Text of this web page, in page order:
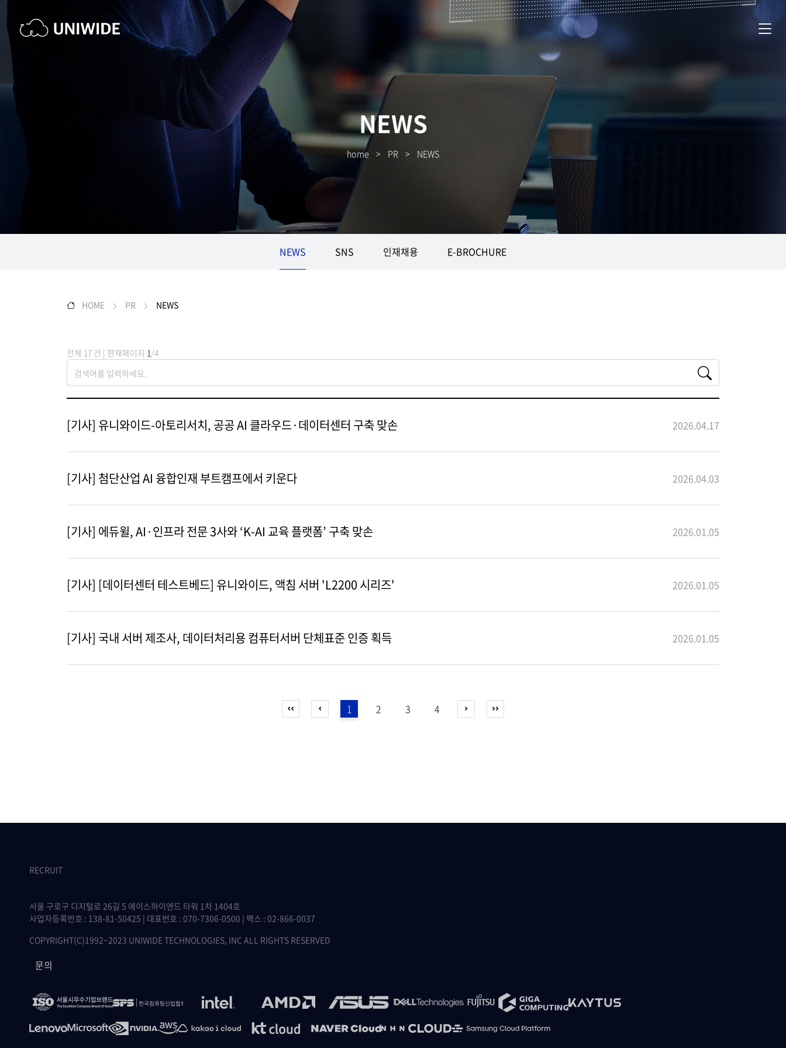
NEWS
home > PR > NEWS
NEWS SNS 인재채용 E-BROCHURE
HOME PR NEWS
전체 17 건 | 현재페이지 1/4
[기사] 유니와이드-아토리서치, 공공 AI 클라우드·데이터센터 구축 맞손 2026.04.17
[기사] 첨단산업 AI 융합인재 부트캠프에서 키운다 2026.04.03
[기사] 에듀윌, AI·인프라 전문 3사와 ‘K-AI 교육 플랫폼’ 구축 맞손 2026.01.05
[기사] [데이터센터 테스트베드] 유니와이드, 액침 서버 'L2200 시리즈' 2026.01.05
[기사] 국내 서버 제조사, 데이터처리용 컴퓨터서버 단체표준 인증 획득 2026.01.05
1 2 3 4
RECRUIT
서울 구로구 디지털로 26길 5 에이스하이엔드 타워 1차 1404호
사업자등록번호 : 138-81-50425 | 대표번호 : 070-7306-0500 | 팩스 : 02-866-0037
COPYRIGHT(C)1992~2023 UNIWIDE TECHNOLOGIES, INC ALL RIGHTS RESERVED
문의